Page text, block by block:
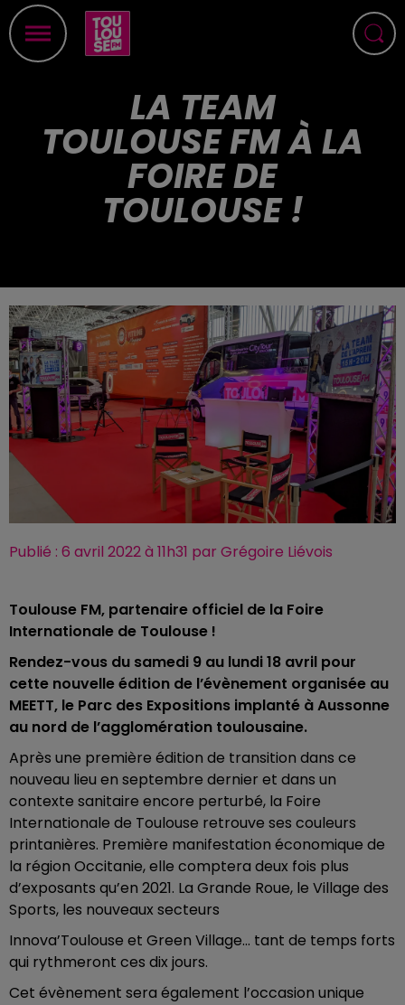
LA TEAM
TOULOUSE FM À LA
FOIRE DE
TOULOUSE !
Publié : 6 avril 2022 à 11h31 par Grégoire Liévois
Toulouse FM, partenaire officiel de la Foire
Internationale de Toulouse !
Rendez-vous du samedi 9 au lundi 18 avril pour
cette nouvelle édition de l’évènement organisée au
MEETT, le Parc des Expositions implanté à Aussonne
au nord de l’agglomération toulousaine.
Après une première édition de transition dans ce
nouveau lieu en septembre dernier et dans un
contexte sanitaire encore perturbé, la Foire
Internationale de Toulouse retrouve ses couleurs
printanières. Première manifestation économique de
la région Occitanie, elle comptera deux fois plus
d’exposants qu’en 2021. La Grande Roue, le Village des
Sports, les nouveaux secteurs
Innova’Toulouse et Green Village… tant de temps forts
qui rythmeront ces dix jours.
Cet évènement sera également l’occasion unique